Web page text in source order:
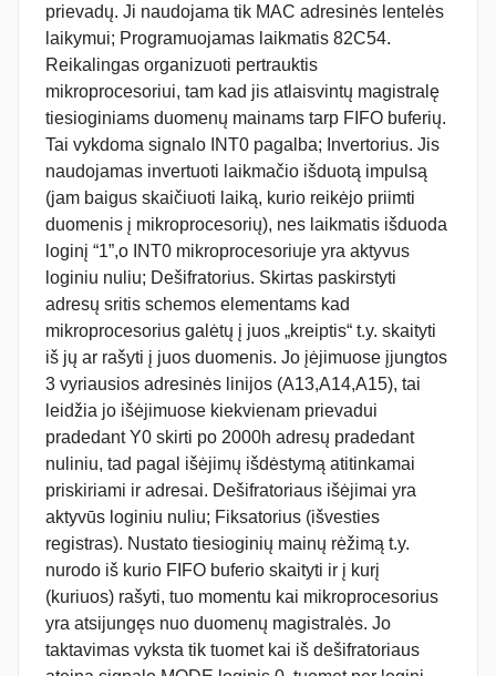
prievadų. Ji naudojama tik MAC adresinės lentelės
laikymui; Programuojamas laikmatis 82C54.
Reikalingas organizuoti pertrauktis
mikroprocesoriui, tam kad jis atlaisvintų magistralę
tiesioginiams duomenų mainams tarp FIFO buferių.
Tai vykdoma signalo INT0 pagalba; Invertorius. Jis
naudojamas invertuoti laikmačio išduotą impulsą
(jam baigus skaičiuoti laiką, kurio reikėjo priimti
duomenis į mikroprocesorių), nes laikmatis išduoda
loginį “1”,o INT0 mikroprocesoriuje yra aktyvus
loginiu nuliu; Dešifratorius. Skirtas paskirstyti
adresų sritis schemos elementams kad
mikroprocesorius galėtų į juos „kreiptis“ t.y. skaityti
iš jų ar rašyti į juos duomenis. Jo įėjimuose įjungtos
3 vyriausios adresinės linijos (A13,A14,A15), tai
leidžia jo išėjimuose kiekvienam prievadui
pradedant Y0 skirti po 2000h adresų pradedant
nuliniu, tad pagal išėjimų išdėstymą atitinkamai
priskiriami ir adresai. Dešifratoriaus išėjimai yra
aktyvūs loginiu nuliu; Fiksatorius (išvesties
registras). Nustato tiesioginių mainų rėžimą t.y.
nurodo iš kurio FIFO buferio skaityti ir į kurį
(kuriuos) rašyti, tuo momentu kai mikroprocesorius
yra atsijungęs nuo duomenų magistralės. Jo
taktavimas vyksta tik tuomet kai iš dešifratoriaus